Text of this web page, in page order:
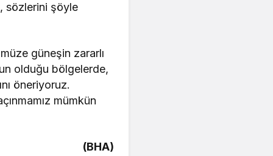
sözlerini şöyle
güneşin zararlı
olduğu bölgelerde,
öneriyoruz.
mümkün
(BHA)